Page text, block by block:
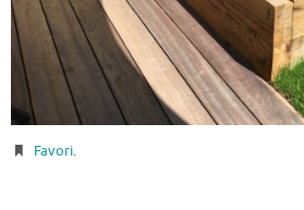
Favori.